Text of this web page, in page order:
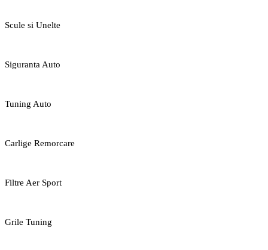
Scule si Unelte
Siguranta Auto
Tuning Auto
Carlige Remorcare
Filtre Aer Sport
Grile Tuning